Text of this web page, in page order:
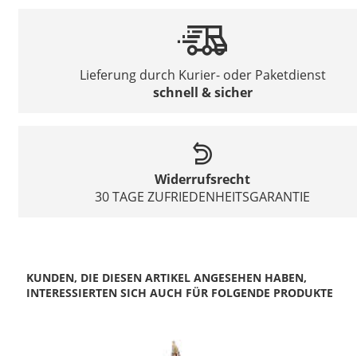
Lieferung durch Kurier- oder Paketdienst
schnell & sicher
Widerrufsrecht
30 TAGE ZUFRIEDENHEITSGARANTIE
KUNDEN, DIE DIESEN ARTIKEL ANGESEHEN HABEN,
INTERESSIERTEN SICH AUCH FÜR FOLGENDE PRODUKTE